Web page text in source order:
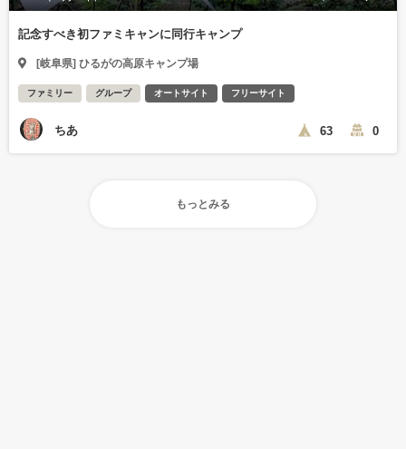
記念すべき初ファミキャンに同行キャンプ
[岐阜県] ひるがの高原キャンプ場
ファミリー グループ オートサイト フリーサイト
ちあ 63 0
もっとみる